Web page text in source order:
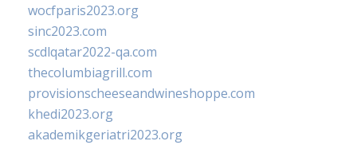
wocfparis2023.org
sinc2023.com
scdlqatar2022-qa.com
thecolumbiagrill.com
provisionscheeseandwineshoppe.com
khedi2023.org
akademikgeriatri2023.org